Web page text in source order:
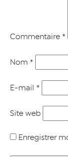
Commentaire *
Nom *
E-mail *
Site web
Enregistrer